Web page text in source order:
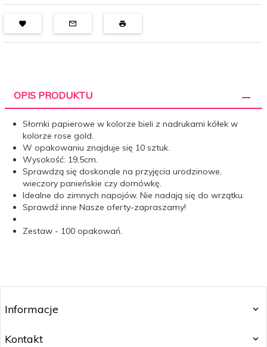
OPIS PRODUKTU
Słomki papierowe w kolorze bieli z nadrukami kółek w
kolorze rose gold.
W opakowaniu znajduje się 10 sztuk.
Wysokość: 19,5cm.
Sprawdzą się doskonale na przyjęcia urodzinowe,
wieczory panieńskie czy domówkę.
Idealne do zimnych napojów. Nie nadają się do wrzątku.
Sprawdź inne Nasze oferty-zapraszamy!
Zestaw - 100 opakowań.
Informacje
Kontakt